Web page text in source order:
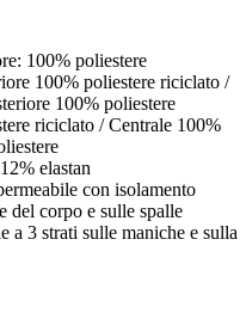
100% poliestere
100% poliestere riciclato /
100% poliestere
riciclato / Centrale 100%
elastan
con isolamento
del corpo e sulle spalle
a 3 strati sulle maniche e sulla